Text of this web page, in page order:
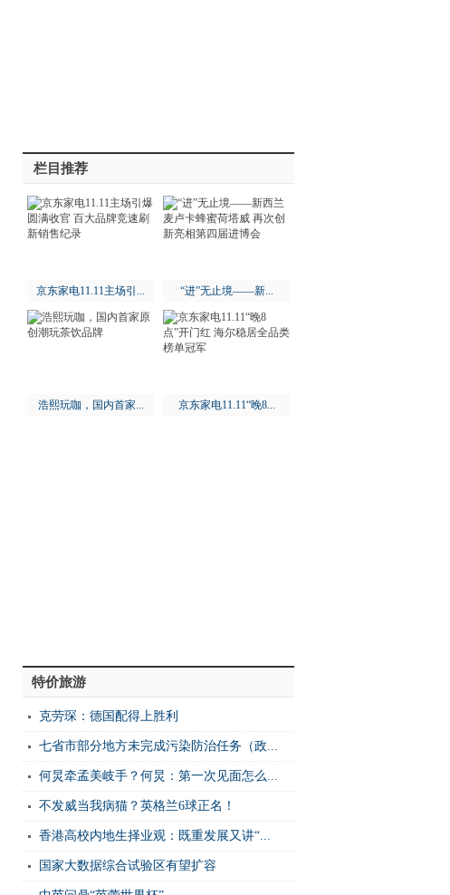
栏目推荐
京东家电11.11主场引... “进”无止境——新...
浩熙玩咖，国内首家... 京东家电11.11“晚8...
特价旅游
克劳琛：德国配得上胜利
七省市部分地方未完成污染防治任务（政...
何炅牵孟美岐手？何炅：第一次见面怎么...
不发威当我病猫？英格兰6球正名！
香港高校内地生择业观：既重发展又讲“...
国家大数据综合试验区有望扩容